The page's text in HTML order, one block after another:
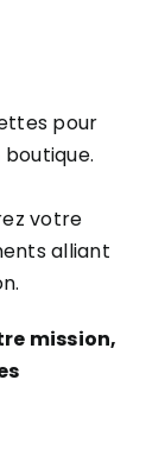
pour
votre
alliant
mission,